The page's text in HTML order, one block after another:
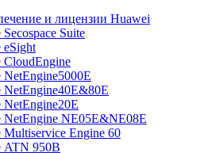
и лицензии Huawei
Suite
eSight
CloudEngine
NE05E&NE08E
Engine 60
ATN 950B